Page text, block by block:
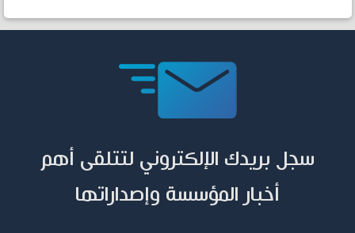
سجل بريدك الإلكتروني لتتلقى أهم
أخبار المؤسسة وإصداراتها